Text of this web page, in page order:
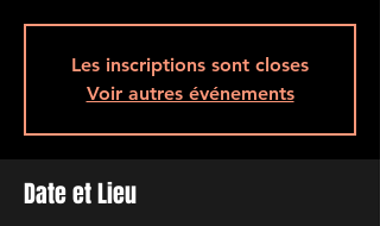
Les inscriptions sont closes
Voir autres événements
Date et Lieu